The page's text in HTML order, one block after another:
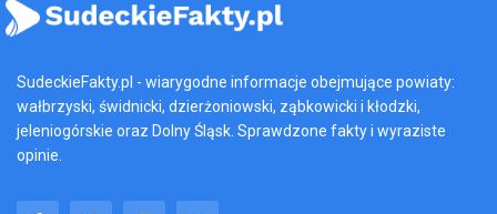
SudeckieFakty.pl - wiarygodne informacje obejmujące powiaty:
wałbrzyski, świdnicki, dzierżoniowski, ząbkowicki i kłodzki,
jeleniogórskie oraz Dolny Śląsk. Sprawdzone fakty i wyraziste
opinie.